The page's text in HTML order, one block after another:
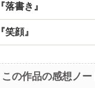
『落書き』
『笑顔』
この作品の感想ノー